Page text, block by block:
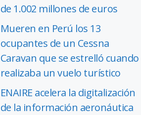
de 1.002 millones de euros
Mueren en Perú los 13
ocupantes de un Cessna
Caravan que se estrelló cuando
realizaba un vuelo turístico
ENAIRE acelera la digitalización
de la información aeronáutica